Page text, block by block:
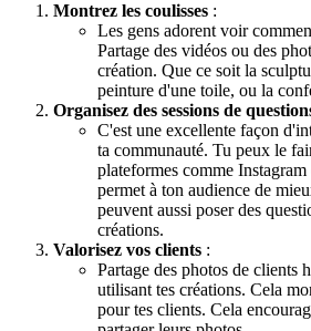
Montrez les coulisses :
Les gens adorent voir
Partage des vidéos ou des
création. Que ce soit la
peinture d'une toile, ou la
Organisez des sessions de
C'est une excellente façon
ta communauté. Tu peux le
plateformes comme
permet à ton audience de
peuvent aussi poser des
créations.
Valorisez vos clients :
Partage des photos de clients
utilisant tes créations. Cela
pour tes clients. Cela